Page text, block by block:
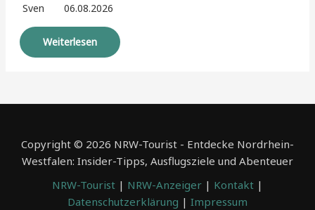
Sven 06.08.2026
Weiterlesen
Copyright © 2026 NRW-Tourist - Entdecke Nordrhein-
Westfalen: Insider-Tipps, Ausflugsziele und Abenteuer
NRW-Tourist | NRW-Anzeiger | Kontakt |
Datenschutzerklärung | Impressum